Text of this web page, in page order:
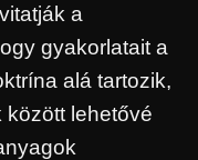
a
gyakorlatait a
alá tartozik,
lehetővé